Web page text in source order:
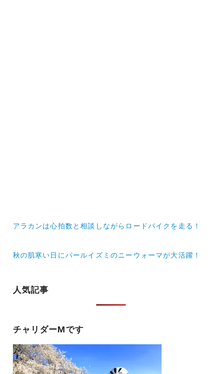
ナ
ゲ
シ
ン
アラカンは心拍数と相談しながらロードバイクを走る！
秋の肌寒い日にパールイズミのニーウォーマが大活躍！
人気記事
チャリダーMです